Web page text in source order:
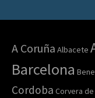
A Coruña Albacete
Barcelona
Cordoba Corvera de